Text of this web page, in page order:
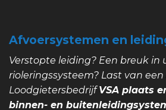
Afvoersystemen en
Verstopte leiding? Een breuk in
rioleringssysteem? Last van
LoodgietersbedrijfVSA plaats
binnen- en